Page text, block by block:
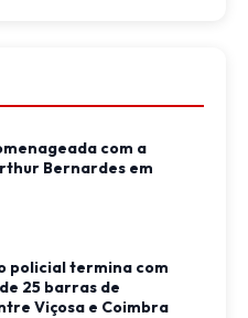
com a
Bernardes em
policial termina com
25 barras de
Viçosa e Coimbra